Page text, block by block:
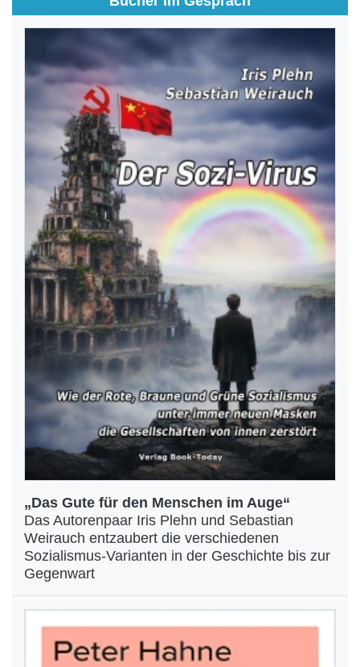
„Das Gute für den Menschen im Auge“
Das Autorenpaar Iris Plehn und Sebastian
Weirauch entzaubert die verschiedenen
Sozialismus-Varianten in der Geschichte bis zur
Gegenwart